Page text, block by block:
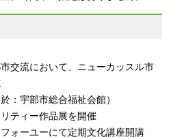
交流において、ニューカッスル市
：宇部市総合福祉会館）
ティー作品展を開催
ォーユーにて定期文化講座開講